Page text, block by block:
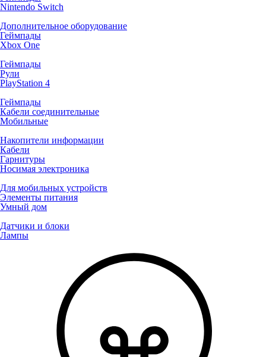
Nintendo Switch
Дополнительное оборудование
Геймпады
Xbox One
Геймпады
Рули
PlayStation 4
Геймпады
Кабели соединительные
Мобильные
Накопители информации
Кабели
Гарнитуры
Носимая электроника
Для мобильных устройств
Элементы питания
Умный дом
Датчики и блоки
Лампы